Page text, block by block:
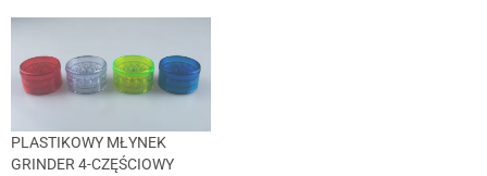
PLASTIKOWY MŁYNEK
GRINDER 4-CZĘŚCIOWY